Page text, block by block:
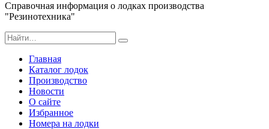
Справочная информация о лодках производства
"Резинотехника"
Search
for:
Главная
Каталог лодок
Производство
Новости
О сайте
Избранное
Номера на лодки